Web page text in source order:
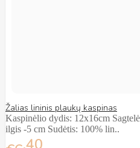
Žalias lininis plaukų kaspinas
Kaspinėlio dydis: 12x16cm
ilgis -5 cm Sudėtis: 100% lin..